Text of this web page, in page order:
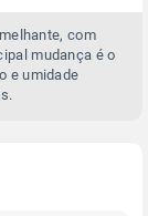
com
mudança é o
e umidade